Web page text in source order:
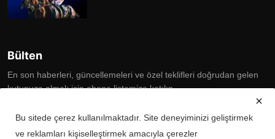
Bülten
En son haberleri, güncellemeleri ve özel teklifleri doğrudan gelen
kutunuza almak için abone listemize katılın
Subscribe
Bu sitede çerez kullanılmaktadır. Site deneyiminizi geliştirmek
ve reklamları kişiselleştirmek amacıyla çerezler